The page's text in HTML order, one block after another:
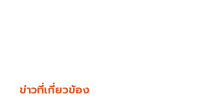
ข่าวที่เกี่ยวข้อง